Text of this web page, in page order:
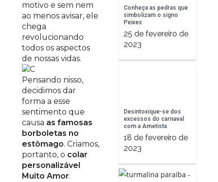
motivo e sem nem
ao menos avisar, ele
chega
revolucionando
todos os aspectos
de nossas vidas.
Pensando nisso,
decidimos dar
forma a esse
sentimento que
causa as famosas
borboletas no
estômago. Criamos,
portanto, o colar
personalizável
Muito Amor.
Conheça as pedras que
simbolizam o signo
Peixes
25 de fevereiro de
2023
Desintoxique-se dos
excessos do carnaval
com a Ametista
18 de fevereiro de
2023